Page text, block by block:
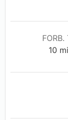
FORB.
10